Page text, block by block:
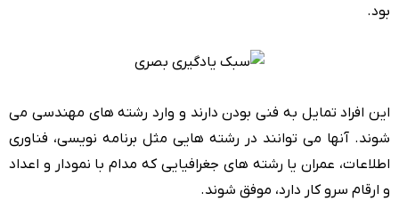
بود.
این افراد تمایل به فنی بودن دارند و وارد رشته های مهندسی می
شوند. آنها می توانند در رشته هایی مثل برنامه نویسی، فناوری
اطلاعات، عمران یا رشته های جغرافیایی که مدام با نمودار و اعداد
و ارقام سرو کار دارد، موفق شوند.